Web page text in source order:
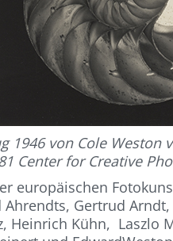
1946 von Cole
Center for Creative
europäischen
Gertrud
Heinrich Kühn,